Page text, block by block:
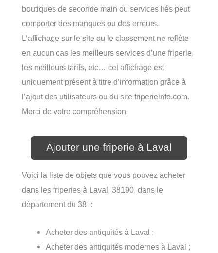
boutiques de seconde main ou services liés peut
comporter des manques ou des erreurs.
L’affichage sur le site ou le classement ne reflète
en aucun cas les meilleurs services d’une friperie,
les meilleurs tarifs, etc… cet affichage est
uniquement présent à titre d’information grâce à
l’ajout des utilisateurs ou du site friperieinfo.com.
Merci de votre compréhension.
Ajouter une friperie à Laval
Voici la liste de objets que vous pouvez acheter
dans les friperies à Laval, 38190, dans le
département du 38 :
Acheter des antiquités à Laval ;
Acheter des antiquités modernes à Laval ;